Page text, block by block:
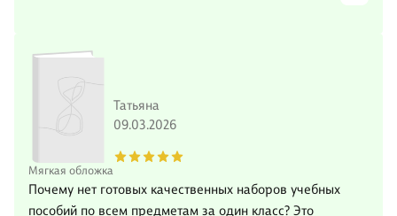
Мягкая обложка
Татьяна
09.03.2026
Почему нет готовых качественных наборов учебных
пособий по всем предметам за один класс? Это